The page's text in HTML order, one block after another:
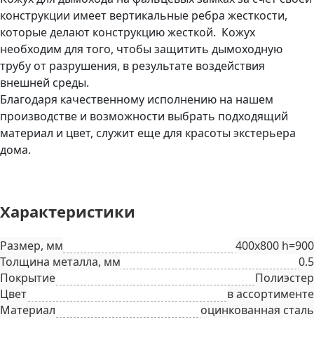
конструкции имеет вертикальные ребра жесткости,
которые делают конструкцию жесткой. Кожух
необходим для того, чтобы защитить дымоходную
трубу от разрушения, в результате воздействия
внешней среды.
Благодаря качественному исполнению на нашем
производстве и возможности выбрать подходящий
материал и цвет, служит еще для красоты экстерьера
дома.
Характеристики
Размер, мм
400х800 h=900
Толщина металла, мм
0.5
Покрытие
Полиэстер
Цвет
в ассортименте
Материал
оцинкованная сталь